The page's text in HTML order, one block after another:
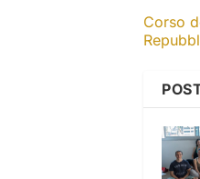
Corso